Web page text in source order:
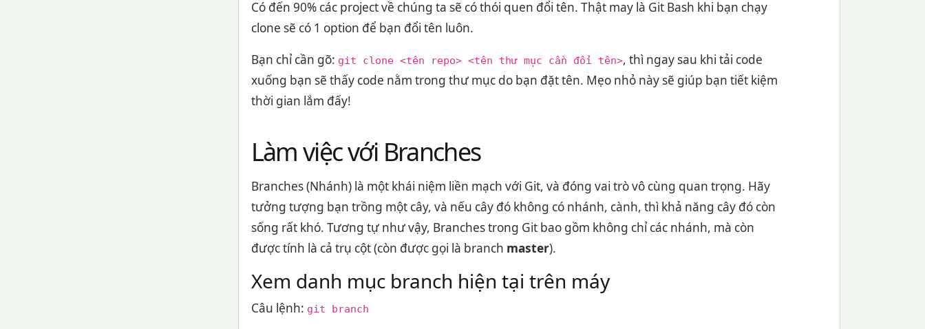
Có đến 90% các project về chúng ta sẽ có thói quen đổi tên. Thật may là Git Bash khi bạn chạy
clone sẽ có 1 option để bạn đổi tên luôn.
Bạn chỉ cần gõ: git clone <tên repo> <tên thư mục cần đổi tên>, thì ngay sau khi tải code
xuống bạn sẽ thấy code nằm trong thư mục do bạn đặt tên. Mẹo nhỏ này sẽ giúp bạn tiết kiệm
thời gian lắm đấy!
Làm việc với Branches
Branches (Nhánh) là một khái niệm liền mạch với Git, và đóng vai trò vô cùng quan trọng. Hãy
tưởng tượng bạn trồng một cây, và nếu cây đó không có nhánh, cành, thì khả năng cây đó còn
sống rất khó. Tương tự như vậy, Branches trong Git bao gồm không chỉ các nhánh, mà còn
được tính là cả trụ cột (còn được gọi là branch master).
Xem danh mục branch hiện tại trên máy
Câu lệnh: git branch